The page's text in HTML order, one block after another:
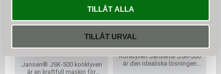
TILLÅT ALLA
TILLÅT URVAL
Konklyv JSK-500-MS03
vedklyv
Jansen® JSK-500 konklyven
är en kraftfull maskin för
Konklyv Jansen® JSK-500-
Konklyven Jansen® JSK-500
är den idealiska lösningen